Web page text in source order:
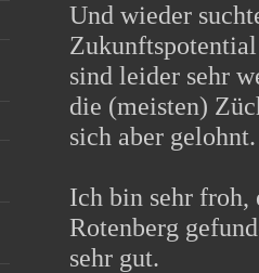
Und wieder
sind leider sehr
die (meisten)
sich aber gelohnt.
Ich bin sehr froh,
Rotenberg
sehr gut.